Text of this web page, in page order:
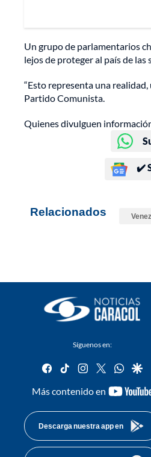
Un grupo de parlamentarios
lejos de proteger al país de
“Esto representa una
Partido Comunista.
Quienes divulguen
✔️
Relacionados
Síguenos en:
facebook
tiktok instagram
twitter
Más contenido en
Descarga nuestra app en